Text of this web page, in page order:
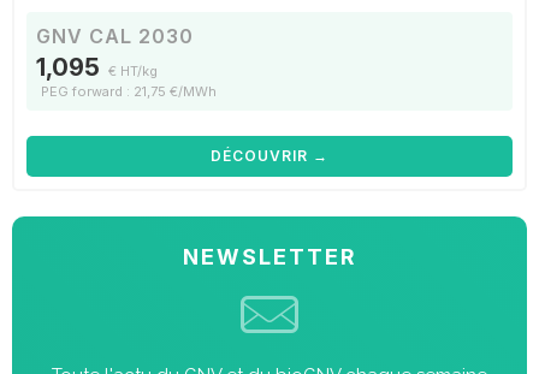
GNV CAL 2030
1,095 € HT/kg
PEG forward : 21,75 €/MWh
DÉCOUVRIR →
NEWSLETTER